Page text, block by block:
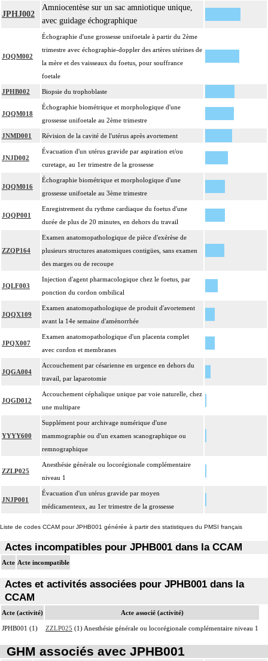
JPHJ002
Amniocentèse sur un sac amniotique unique,
avec guidage échographique
JQQM002
Échographie d'une grossesse unifoetale à partir du 2ème
trimestre avec échographie-doppler des artères utérines de
la mère et des vaisseaux du foetus, pour souffrance
foetale
JPHB002 Biopsie du trophoblaste
JQQM018
Échographie biométrique et morphologique d'une
grossesse unifoetale au 2ème trimestre
JNMD001 Révision de la cavité de l'utérus après avortement
JNJD002
Évacuation d'un utérus gravide par aspiration et/ou
curetage, au 1er trimestre de la grossesse
JQQM016
Échographie biométrique et morphologique d'une
grossesse unifoetale au 3ème trimestre
JQQP001
Enregistrement du rythme cardiaque du foetus d'une
durée de plus de 20 minutes, en dehors du travail
ZZQP164
Examen anatomopathologique de pièce d'exérèse de
plusieurs structures anatomiques contigües, sans examen
des marges ou de recoupe
JQLF003
Injection d'agent pharmacologique chez le foetus, par
ponction du cordon ombilical
JQQX109
Examen anatomopathologique de produit d'avortement
avant la 14e semaine d'aménorrhée
JPQX007
Examen anatomopathologique d'un placenta complet
avec cordon et membranes
JQGA004
Accouchement par césarienne en urgence en dehors du
travail, par laparotomie
JQGD012
Accouchement céphalique unique par voie naturelle, chez
une multipare
YYYY600
Supplément pour archivage numérique d'une
mammographie ou d'un examen scanographique ou
remnographique
ZZLP025
Anesthésie générale ou locorégionale complémentaire
niveau 1
JNJP001
Évacuation d'un utérus gravide par moyen
médicamenteux, au 1er trimestre de la grossesse
Liste de codes CCAM pour JPHB001 générée à partir des statistiques du PMSI français
Actes incompatibles pour JPHB001 dans la CCAM
Acte Acte incompatible
Actes et activités associées pour JPHB001 dans la
CCAM
Acte (activité) Acte associé (activité)
JPHB001 (1) ZZLP025 (1) Anesthésie générale ou locorégionale complémentaire niveau 1
GHM associés avec JPHB001